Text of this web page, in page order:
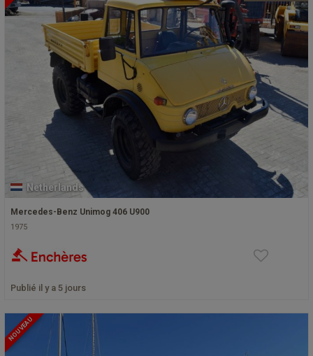
Netherlands
Mercedes-Benz Unimog 406 U900
1975
Publié il y a 5 jours
NOUVEAU